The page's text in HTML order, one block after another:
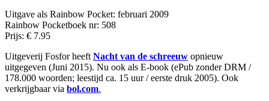
Uitgave als Rainbow Pocket: februari 2009
Rainbow Pocketboek nr: 508
Prijs: € 7.95
Uitgeverij Fosfor heeftNacht van de schreeuw opnieuw
uitgegeven (Juni 2015). Nu ook als E-book (ePub zonder DRM /
178.000 woorden; leestijd ca. 15 uur / eerste druk 2005). Ook
verkrijgbaar via bol.com.